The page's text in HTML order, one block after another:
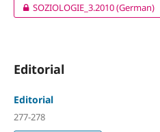
SOZIOLOGIE_3.2010 (German)
Editorial
Editorial
277-278